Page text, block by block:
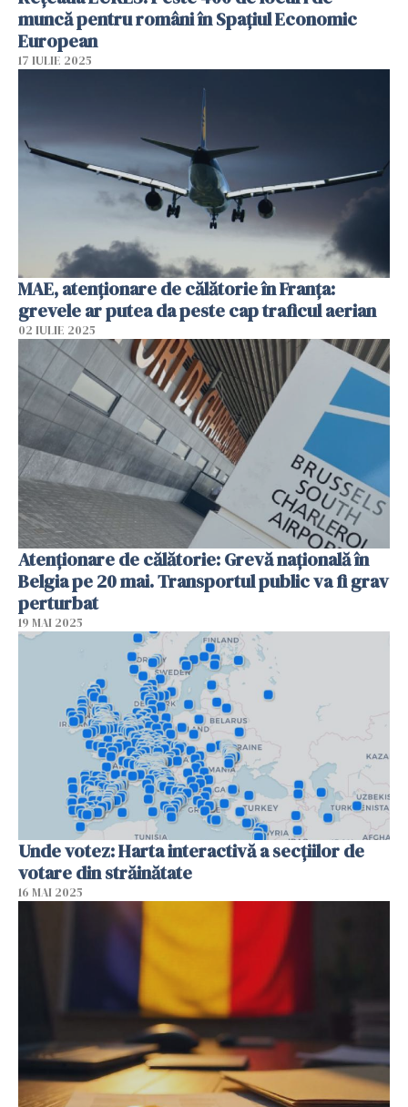
muncă pentru români în Spațiul Economic
European
17 IULIE 2025
MAE, atenţionare de călătorie în Franţa:
grevele ar putea da peste cap traficul aerian
02 IULIE 2025
Atenționare de călătorie: Grevă națională în
Belgia pe 20 mai. Transportul public va fi grav
perturbat
19 MAI 2025
Unde votez: Harta interactivă a secțiilor de
votare din străinătate
16 MAI 2025